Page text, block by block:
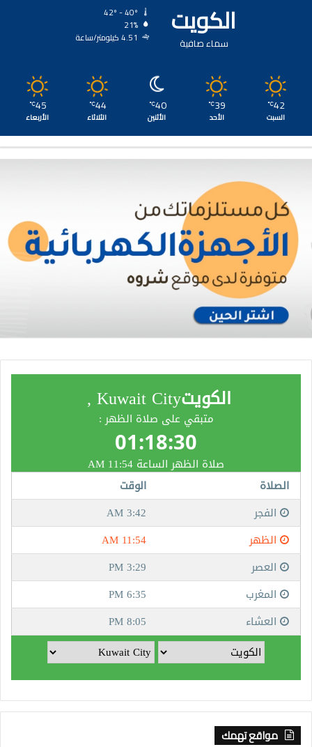
الكويت
سماء صافية
21%
4.51 كيلومتر/ساعة
42
℃
السبت
39
℃
الأحد
40
℃
الأثنين
44
℃
الثلاثاء
45
℃
الأربعاء
مواقع تهمك